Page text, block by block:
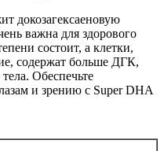
докозагексаеновую
важна для здорового
состоит, а клетки,
содержат больше ДГК,
Обеспечьте
и зрению с Super DHA